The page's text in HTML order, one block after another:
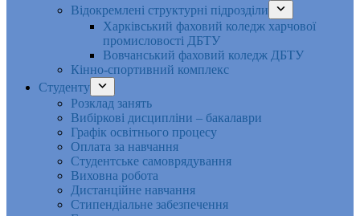
Відокремлені структурні підрозділи
Харківський фаховий коледж харчової
промисловості ДБТУ
Вовчанський фаховий коледж ДБТУ
Кінно-спортивний комплекс
Студенту
Розклад занять
Вибіркові дисципліни – бакалаври
Графік освітнього процесу
Оплата за навчання
Студентське самоврядування
Виховна робота
Дистанційне навчання
Стипендіальне забезпечення